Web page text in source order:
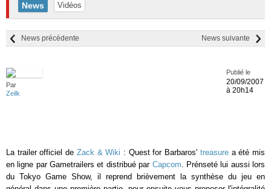
News Vidéos
News suivante
News précédente
Par
Zeilk
Publié le
20/09/2007
à 20h14
La trailer officiel de Zack & Wiki : Quest for Barbaros' treasurea été mis
en ligne par Gametrailers et distribué par Capcom. Prénseté lui aussi lors
du Tokyo Game Show, il reprend brièvement la synthèse du jeu en